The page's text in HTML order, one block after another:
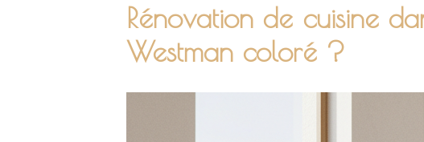
Rénovation de cuisine
Westman coloré ?